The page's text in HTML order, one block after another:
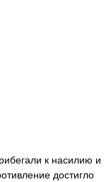
к насилию и
достигло